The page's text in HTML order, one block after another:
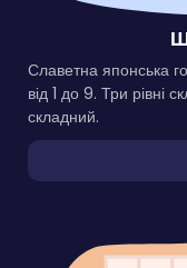
Славетна японська
від 1 до 9. Три рівні
складний.